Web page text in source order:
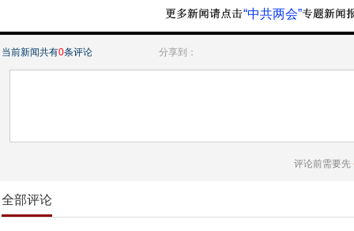
“中共两会”
当前新闻共有0条评论 分享到：
评论前需要先
全部评论